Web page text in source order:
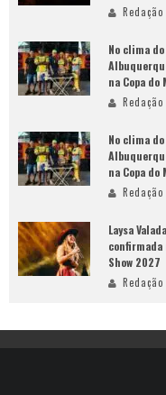
Redação
No clima
na Copa do
Redação
No clima
na Copa do
Redação
Laysa
confirmada
Show 2027
Redação